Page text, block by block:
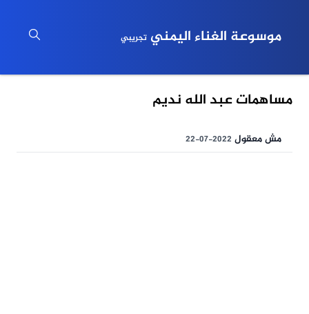
موسوعة الغناء اليمني تجريبي
مساهمات عبد الله نديم
مش معقول 2022-07-22